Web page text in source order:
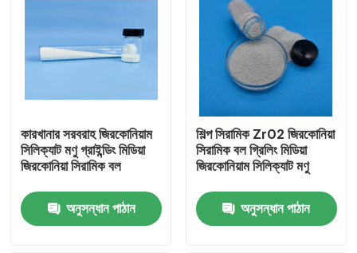
কারখানার সরবরাহ জিরকোনিয়াম
সিলিক্যাট মণু গ্রাইন্ডিং মিডিয়া
জিরকোনিয়া সিরামিক বল
অনুসন্ধান পাঠান
শিল্প সিরামিক ZrO2 জিরকোনিয়া
সিরামিক বল গ্রিলিং মিডিয়া
জিরকোনিয়াম সিলিক্যাট মণু
অনুসন্ধান পাঠান